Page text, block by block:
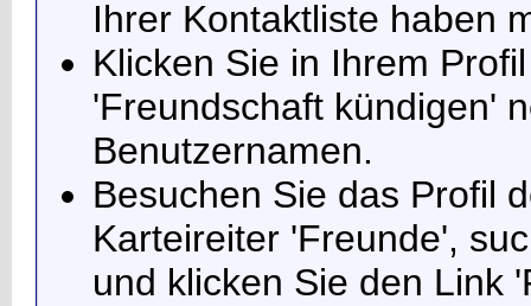
Ihrer Kontaktliste haben
Klicken Sie in Ihrem
'Freundschaft kündigen'
Benutzernamen.
Besuchen Sie das Profil
Karteireiter 'Freunde',
und klicken Sie den Link